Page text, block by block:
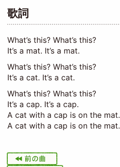
歌詞
What’s this? What’s this?
It’s a mat. It’s a mat.
What’s this? What’s this?
It’s a cat. It’s a cat.
What’s this? What’s this?
It’s a cap. It’s a cap.
A cat with a cap is on the mat.
A cat with a cap is on the mat.
I